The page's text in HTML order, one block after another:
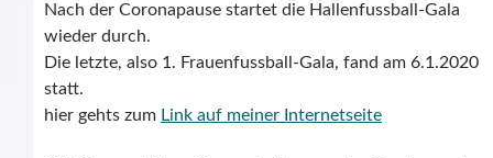
Nach der Coronapause startet die Hallenfussball-Gala
wieder durch.
Die letzte, also 1. Frauenfussball-Gala, fand am 6.1.2020
statt.
hier gehts zum Link auf meiner Internetseite